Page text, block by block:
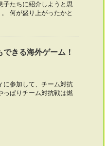
子たちに紹介しようと思
何が盛り上がったかと
きる海外ゲーム！
に参加して、チーム対抗
っぱりチーム対抗戦は燃